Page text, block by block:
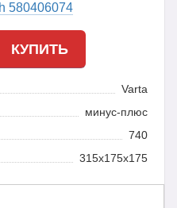
580406074
КУПИТЬ
Varta
минус-плюс
740
315x175x175